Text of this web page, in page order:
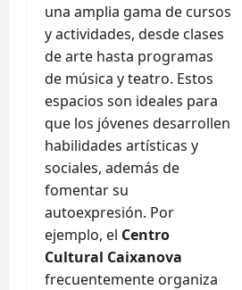
una amplia gama de cursos
y actividades, desde clases
de arte hasta programas
de música y teatro. Estos
espacios son ideales para
que los jóvenes desarrollen
habilidades artísticas y
sociales, además de
fomentar su
autoexpresión. Por
ejemplo, el Centro
Cultural Caixanova
frecuentemente organiza